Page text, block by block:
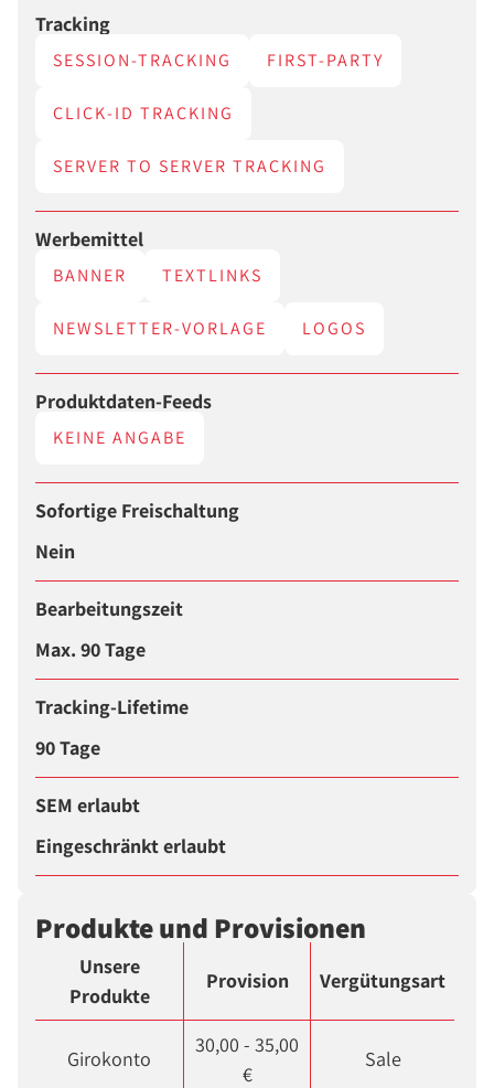
Tracking
SESSION-TRACKING FIRST-PARTY
CLICK-ID TRACKING
SERVER TO SERVER TRACKING
Werbemittel
BANNER TEXTLINKS
NEWSLETTER-VORLAGE LOGOS
Produktdaten-Feeds
KEINE ANGABE
Sofortige Freischaltung
Nein
Bearbeitungszeit
Max. 90 Tage
Tracking-Lifetime
90 Tage
SEM erlaubt
Eingeschränkt erlaubt
Produkte und Provisionen
Unsere
Produkte
Provision Vergütungsart
Girokonto
30,00 - 35,00
€
Sale